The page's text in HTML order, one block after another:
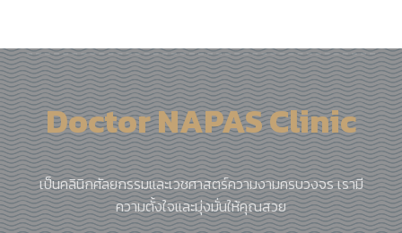
Doctor NAPAS Clinic
เป็นคลินิกศัลยกรรมและเวชศาสตร์ความงามครบวงจร เรามี
ความตั้งใจและมุ่งมั่นให้คุณสวย